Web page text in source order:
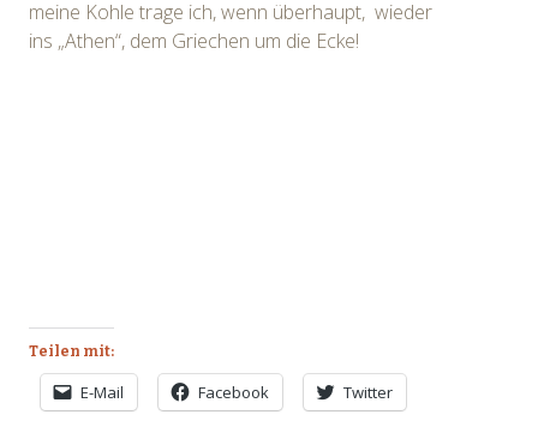
meine Kohle trage ich, wenn überhaupt, wieder
ins „Athen“, dem Griechen um die Ecke!
Teilen mit:
E-Mail Facebook Twitter